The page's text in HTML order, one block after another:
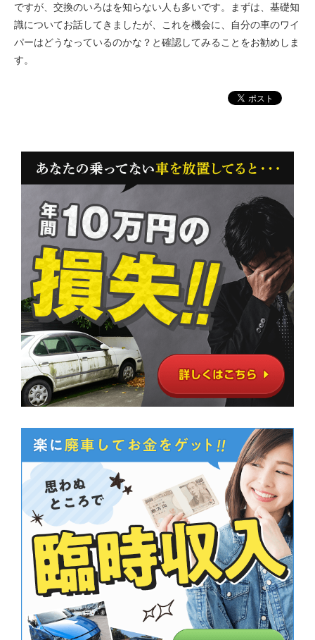
ですが、交換のいろはを知らない人も多いです。まずは、基礎知
識についてお話してきましたが、これを機会に、自分の車のワイ
パーはどうなっているのかな？と確認してみることをお勧めしま
す。